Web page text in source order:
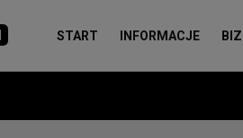
START INFORMACJE